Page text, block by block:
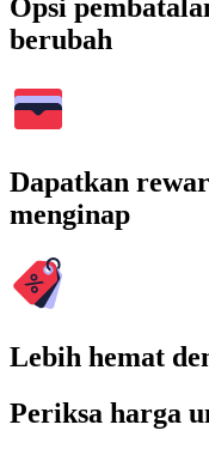
Opsi
berubah
Dapatkan
menginap
Lebih hemat
Periksa harga